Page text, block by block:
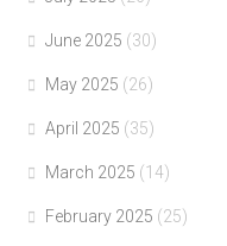
June 2025 (30)
May 2025 (26)
April 2025 (35)
March 2025 (14)
February 2025 (25)